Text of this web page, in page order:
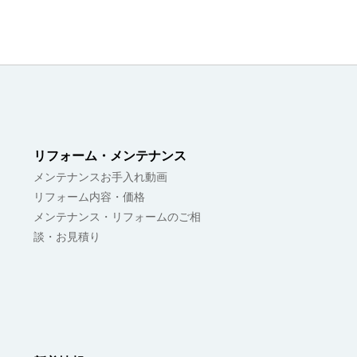
リフォーム・メンテナンス
メンテナンスお手入れ動画
リフォーム内容・価格
メンテナンス・リフォームのご相
談・お見積り